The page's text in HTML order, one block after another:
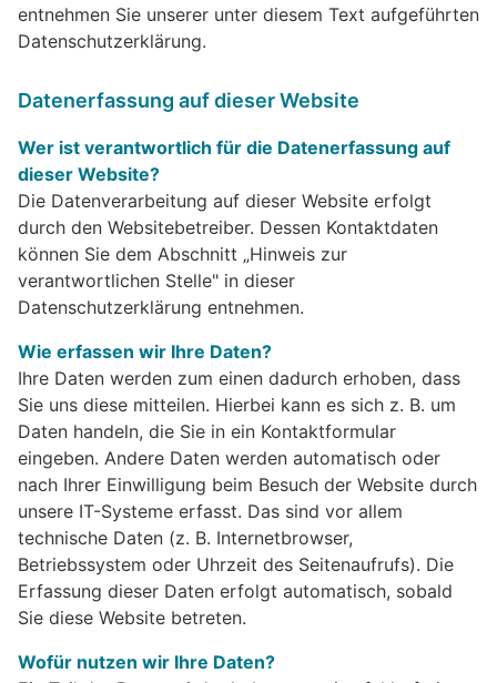
entnehmen Sie unserer unter diesem Text aufgeführten
Datenschutzerklärung.
Datenerfassung auf dieser Website
Wer ist verantwortlich für die Datenerfassung auf
dieser Website?
Die Datenverarbeitung auf dieser Website erfolgt
durch den Websitebetreiber. Dessen Kontaktdaten
können Sie dem Abschnitt „Hinweis zur
verantwortlichen Stelle" in dieser
Datenschutzerklärung entnehmen.
Wie erfassen wir Ihre Daten?
Ihre Daten werden zum einen dadurch erhoben, dass
Sie uns diese mitteilen. Hierbei kann es sich z. B. um
Daten handeln, die Sie in ein Kontaktformular
eingeben. Andere Daten werden automatisch oder
nach Ihrer Einwilligung beim Besuch der Website durch
unsere IT-Systeme erfasst. Das sind vor allem
technische Daten (z. B. Internetbrowser,
Betriebssystem oder Uhrzeit des Seitenaufrufs). Die
Erfassung dieser Daten erfolgt automatisch, sobald
Sie diese Website betreten.
Wofür nutzen wir Ihre Daten?